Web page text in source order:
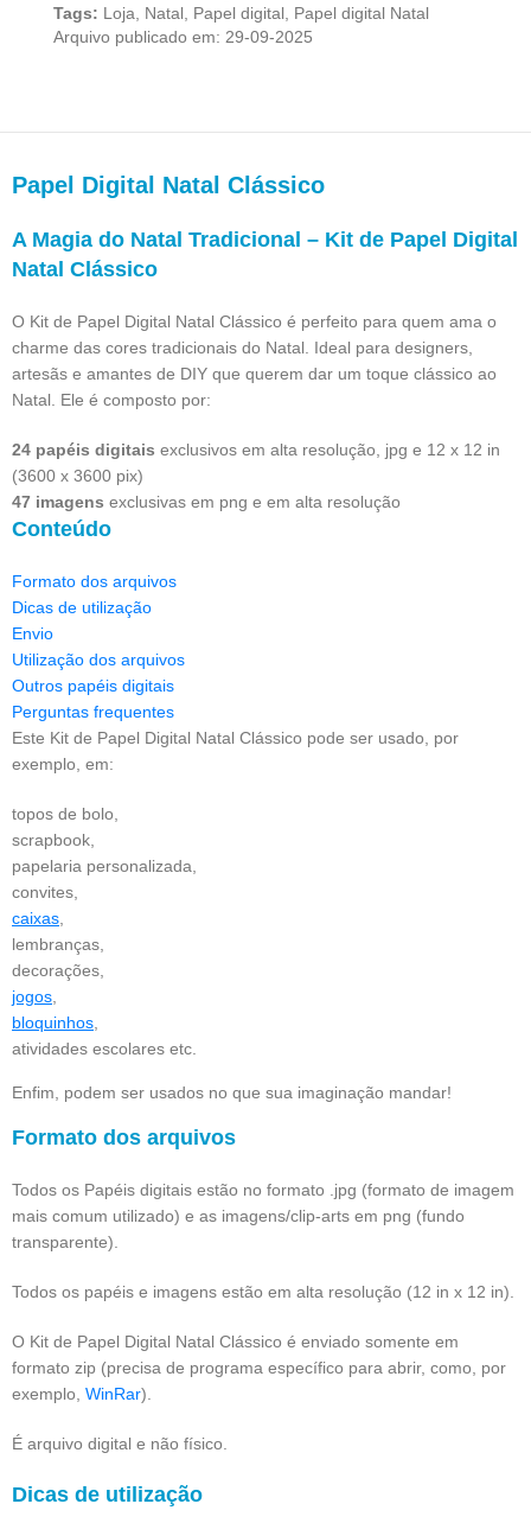
Tags: Loja Natal Papel digital Papel digital Natal
Arquivo publicado em: 29-09-2025
Papel Digital Natal Clássico
A Magia do Natal Tradicional – Kit de Papel Digital
Natal Clássico
O Kit de Papel Digital Natal Clássico é perfeito para quem ama o
charme das cores tradicionais do Natal. Ideal para designers,
artesãs e amantes de DIY que querem dar um toque clássico ao
Natal. Ele é composto por:
24 papéis digitais exclusivos em alta resolução, jpg e 12 x 12 in
(3600 x 3600 pix)
47 imagens exclusivas em png e em alta resolução
Conteúdo
Formato dos arquivos
Dicas de utilização
Envio
Utilização dos arquivos
Outros papéis digitais
Perguntas frequentes
Este Kit de Papel Digital Natal Clássico pode ser usado, por
exemplo, em:
topos de bolo,
scrapbook,
papelaria personalizada,
convites,
caixas
lembranças,
decorações,
jogos
bloquinhos
atividades escolares etc.
Enfim, podem ser usados no que sua imaginação mandar!
Formato dos arquivos
Todos os Papéis digitais estão no formato .jpg (formato de imagem
mais comum utilizado) e as imagens/clip-arts em png (fundo
transparente).
Todos os papéis e imagens estão em alta resolução (12 in x 12 in).
O Kit de Papel Digital Natal Clássico é enviado somente em
formato zip (precisa de programa específico para abrir, como, por
exemplo, WinRar).
É arquivo digital e não físico.
Dicas de utilização